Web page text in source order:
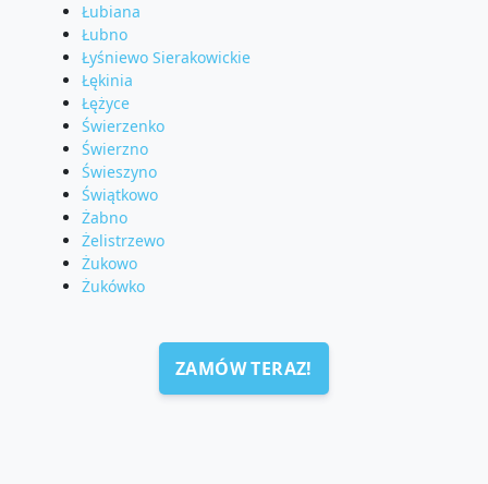
Łubiana
Łubno
Łyśniewo Sierakowickie
Łękinia
Łężyce
Świerzenko
Świerzno
Świeszyno
Świątkowo
Żabno
Żelistrzewo
Żukowo
Żukówko
ZAMÓW TERAZ!